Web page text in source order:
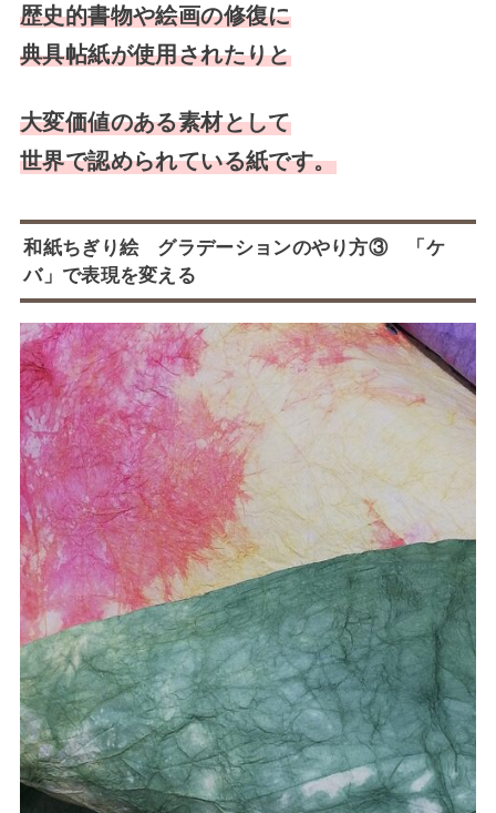
歴史的書物や絵画の修復に
典具帖紙が使用されたりと
大変価値のある素材として
世界で認められている紙です。
和紙ちぎり絵 グラデーションのやり方③ 「ケ
バ」で表現を変える